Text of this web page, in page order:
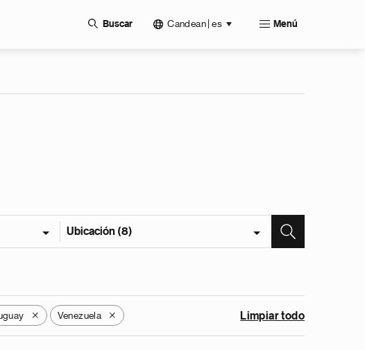
Buscar Candean | es Menú
Ubicación (8)
X Venezuela X Limpiar todo